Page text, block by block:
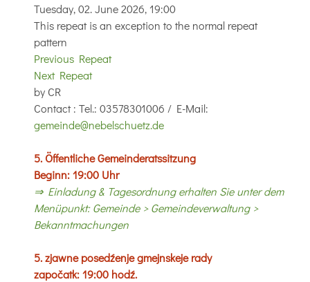
Tuesday, 02. June 2026, 19:00
This repeat is an exception to the normal repeat
pattern
Previous Repeat
Next Repeat
by CR
Contact: Tel.: 03578301006 / E-Mail:
gemeinde@nebelschuetz.de
5. Öffentliche Gemeinderatssitzung
Beginn: 19:00 Uhr
⇒ Einladung & Tagesordnung erhalten Sie unter dem
Menüpunkt: Gemeinde > Gemeindeverwaltung >
Bekanntmachungen
5. zjawne posedźenje gmejnskeje rady
započatk: 19:00 hodź.